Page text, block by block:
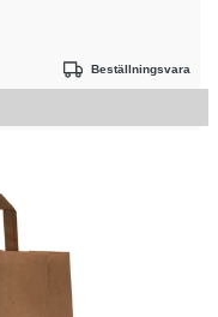
Beställningsvara